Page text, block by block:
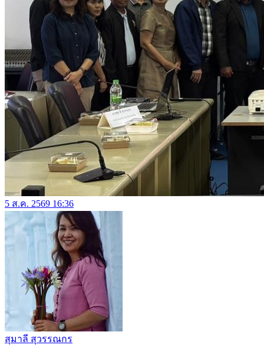
5 ส.ค. 2569 16:36
สุมาลี สุวรรณกร